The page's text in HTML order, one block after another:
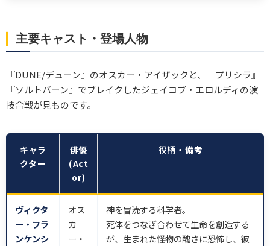
主要キャスト・登場人物
『DUNE/デューン』のオスカー・アイザックと、『プリシラ』
『ソルトバーン』でブレイクしたジェイコブ・エロルディの演
技合戦が見ものです。
キャラ
クター
俳優
(Act
or)
役柄・備考
ヴィクタ
ー・フラ
ンケンシ
オス
カ
ー・
神を冒涜する科学者。
死体をつなぎ合わせて生命を創造する
が、生まれた怪物の醜さに恐怖し、彼